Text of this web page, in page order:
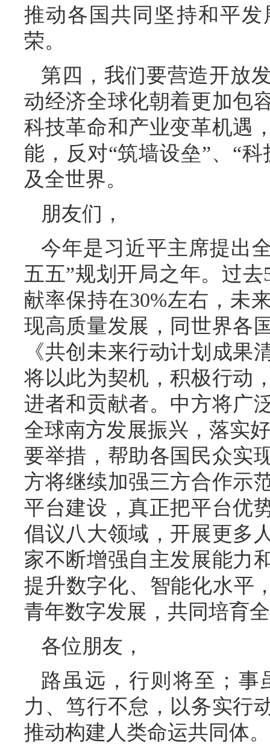
推动各国共同坚持和平
荣。
第四，我们要营造开放
动经济全球化朝着更加包
科技革命和产业变革机遇
能，反对“筑墙设垒”、“
及全世界。
朋友们，
今年是习近平主席提出
五五”规划开局之年。过
献率保持在30%左右，未
现高质量发展，同世界各
《共创未来行动计划成果
将以此为契机，积极行动
进者和贡献者。中方将广
全球南方发展振兴，落实
要举措，帮助各国民众实
方将继续加强三方合作示
平台建设，真正把平台优
倡议八大领域，开展更多
家不断增强自主发展能力
提升数字化、智能化水平
青年数字发展，共同培育
各位朋友，
路虽远，行则将至；事
力、笃行不怠，以务实行
推动构建人类命运共同体。